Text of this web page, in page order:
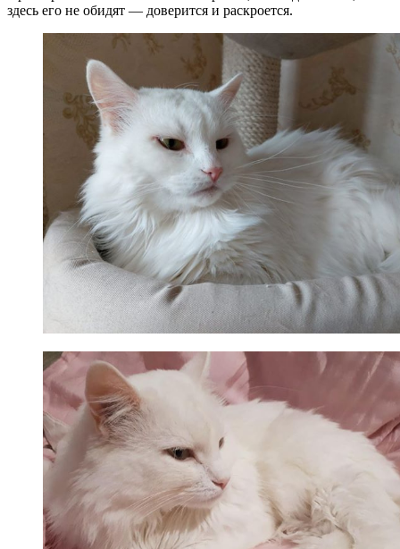
здесь его не обидят — доверится и раскроется.